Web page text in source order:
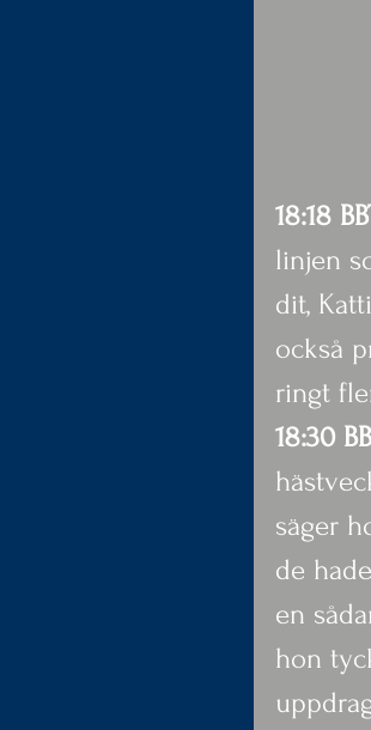
18:18
linjen
dit,
också
ringt
18:30
säger
de
en
hon